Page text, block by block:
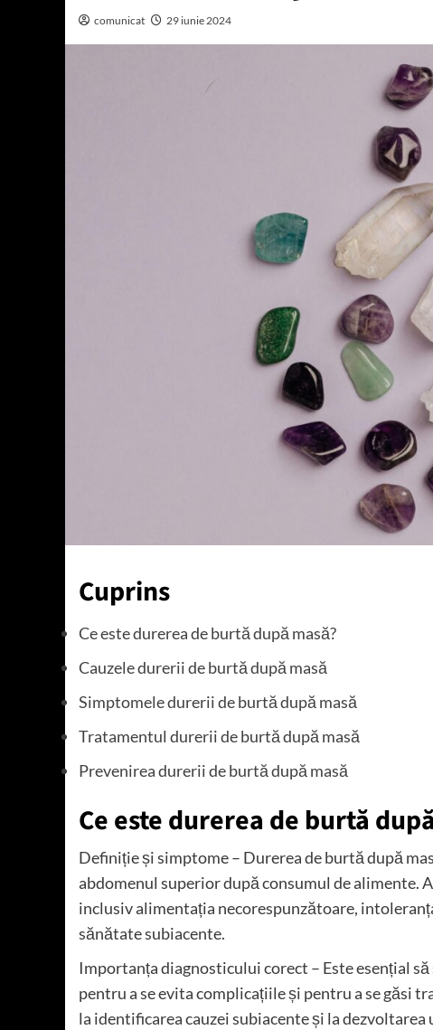
comunicat 29 iunie 2024
Cuprins
Ce este durerea de burtă după masă?
Cauzele durerii de burtă după masă
Simptomele durerii de burtă după masă
Tratamentul durerii de burtă după masă
Prevenirea durerii de burtă după masă
Ce este durerea de burtă
Definiție și simptome – Durerea de burtă după
abdomenul superior după consumul de alimente.
inclusiv alimentația necorespunzătoare,
sănătate subiacente.
Importanța diagnosticului corect – Este esențial
pentru a se evita complicațiile și pentru a se găsi
la identificarea cauzei subiacente și la